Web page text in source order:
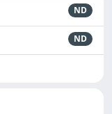
ND
ND